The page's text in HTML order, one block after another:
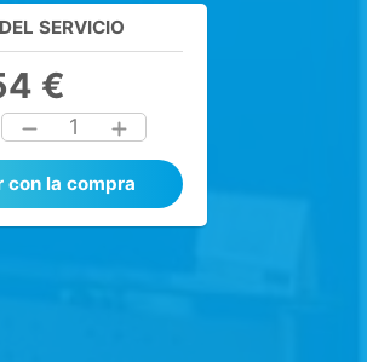
SERVICIO
€
1
con la compra